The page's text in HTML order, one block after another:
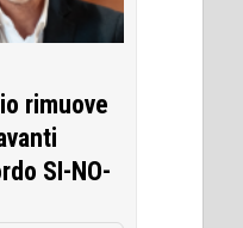
rimuove
SI-NO-